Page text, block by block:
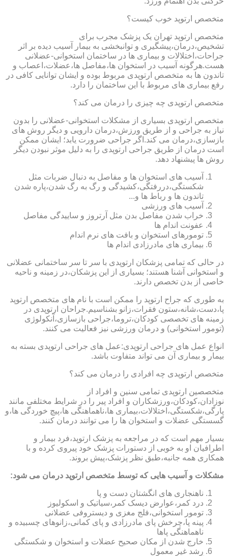
متخصص ارتوپد خوب کیست؟
متخصص ارتوپد تهران یک پزشک مجرب برای
تشخیص،درمان،پیشگیری و توانبخشی به بیمار آسیب دیده بر اثر
جراحات،اختلالات و بیماری ها در ساختمان استخوانی-عضلانی
هست.هرگونه آسیب در استخوان ها،مفاصل ها،عضلات،اعصاب و
تاندون ها به متخصص ارتوپدی مربوط بوده و ایشان توانایی کافی در
رفع بیماری های مربوط با این ساختمان را دارد.
متخصص ارتوپدی چه چیزی را درمان می کند؟
متخصص ارتوپدی بسیاری از مشکلات استخوانی-عضلانی را بدون
نیاز به جراحی و از طریق ورزش،درمان دارویی و دیگر روش های
بازسازی،درمان می کند.اگر جراحی ضرورت یابد؛ ایشان ممکن
است درمان از طریق جراحی ارتوپدی را به دلیل موثر نبودن دیگر
روش ها پیشنهاد دهد.
آسیب های استخوان ها و مفاصل به دنبال ضربات مثل
شکستگی،دررفتگی،کشیدگی و رگ به رگ شدن،پاره شدن
تاندون ها و رباط ها و...
آسیب های ورزشی
خراب شدن مفاصل بدن مثل آرتروز و ساییدگی مفاصل
عفونت اندام ها
تومورهای استخوان و بافت های نرم اندام
بیماری های مادرزادی اندام ها
در حالی که تمامی پزشکان ارتوپدی با سر تا سر ساختمانی عضلانی
و استخوانی آشنا هستند؛ بسیاری از این پزشکان،در زمینه و ناحیه
خاصی از بدن تخصص دارند.
به طوری که جراح ارتوپد را ممکن است با نام های متخصص ارتوپد
پا،دست،شانه،ستون فقرات،زانو بشناسیم.جراحان ارتوپدی در
زمینه های تخصصی کودکان،تروما،جراحی بازسازی،آنکولوژی
(تومور استخوانی) و درمان ورزشی نیز فعالیت می کنند.
انواع عمل های جراحی ارتوپدی:عمل های جراحی ارتوپدی بسته به
بیمار و بیماری آن می تواند متفاوت باشد.
متخصص ارتوپدی چه افرادی را درمان می کند؟
متخصصین ارتوپدی تمامی سنین و افراد از
نوزادان،کودکان،ورزشکاران و افراد پیر را در شرایط مختلفی مانند
پارگی،شکستگی،اختلالات،بیماری ها،ناهماهنگی ها،پیچ خوردگی ها،و
گسستگی عضلات و استخوان ها را می توانند درمان کنند.
بسیار مهم است که در مراجعه به پزشک ارتوپد،فرد بیمار و
اطرافیان او به خوبی از دستورات پزشک خود پیروی کرده و با
همکاری همه جانبه،طبق نظر پزشک،پیش بروند.
مشکلات و آسیب هایی که توسط متخصص ارتوپد درمان می شود:
ناهنجاری های انگشتان دست و پا
درد کمر،عوارض دیسک کمر،سیاتیک و اسکولیوز
تومور استخوانی،فلج مغزی و دیستروفی عضلانی
پینه پا،چرخش پای مادرزادی و پای کمانی،زانوهای چسبیده و
ناهماهنگی پاها
خارج شدن از مکان صحیح عضلات و استخوان و شکستگی
رشد غیر معمول